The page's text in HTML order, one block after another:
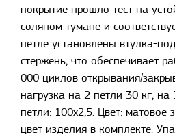
покрытие прошло тест на
соляном тумане и
петле установлены втулка-
стержень, что обеспечивает
000 циклов открывания/
нагрузка на 2 петли 30 кг, на
петли: 100x2,5. Цвет: матовое
цвет изделия в комплекте.